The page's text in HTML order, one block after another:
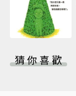
猜你喜歡